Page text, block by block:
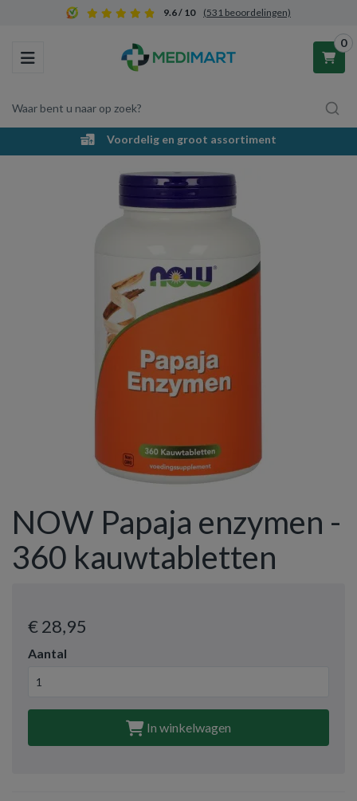
9.6 / 10 (531 beoordelingen)
Toggle navigation
Waar bent u naar op zoek?
0
Winkelwagen
Uw winkelwagen is leeg.
Voordelig en groot assortiment
NOW Papaja enzymen -
360 kauwtabletten
€ 28,95
Aantal
In winkelwagen